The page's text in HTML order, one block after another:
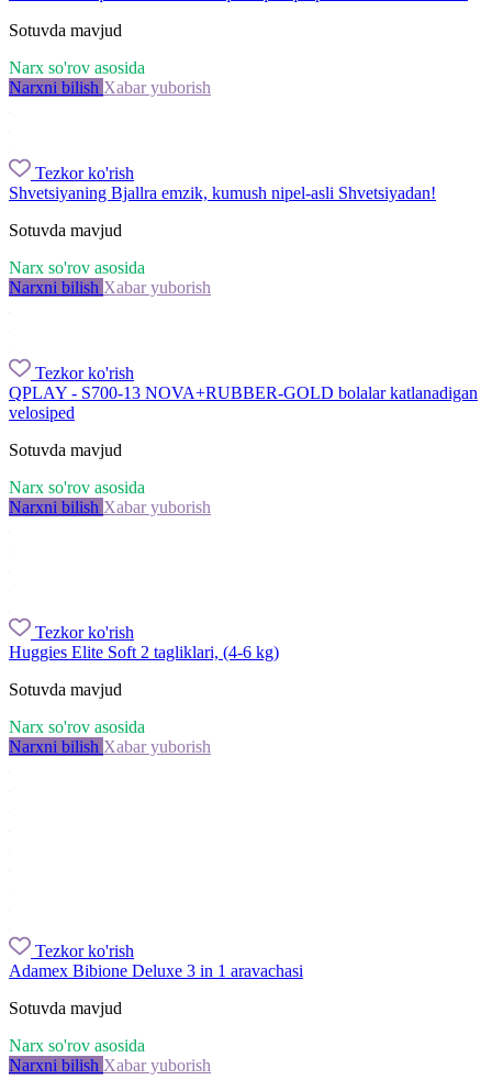
Sotuvda mavjud
Narx so'rov asosida
Narxni bilish Xabar yuborish
Tezkor ko'rish
Shvetsiyaning Bjallra emzik, kumush nipel-asli Shvetsiyadan!
Sotuvda mavjud
Narx so'rov asosida
Narxni bilish Xabar yuborish
Tezkor ko'rish
QPLAY - S700-13 NOVA+RUBBER-GOLD bolalar katlanadigan
velosiped
Sotuvda mavjud
Narx so'rov asosida
Narxni bilish Xabar yuborish
Tezkor ko'rish
Huggies Elite Soft 2 tagliklari, (4-6 kg)
Sotuvda mavjud
Narx so'rov asosida
Narxni bilish Xabar yuborish
Tezkor ko'rish
Adamex Bibione Deluxe 3 in 1 aravachasi
Sotuvda mavjud
Narx so'rov asosida
Narxni bilish Xabar yuborish